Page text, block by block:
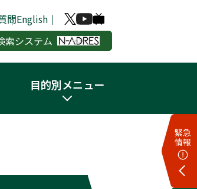
問English
索システム
目的別メニュー
緊急
情報